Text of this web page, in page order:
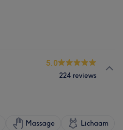
5.0
224 reviews
Massage Lichaam